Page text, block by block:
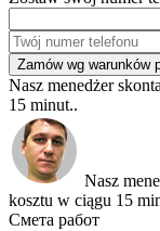
Zamów wg warunków
Nasz menedżer
15 minut..
Nasz
kosztu w ciągu 15
Смета работ